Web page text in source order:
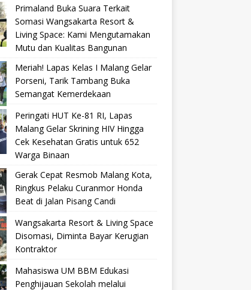
Primaland Buka Suara Terkait
Somasi Wangsakarta Resort &
Living Space: Kami Mengutamakan
Mutu dan Kualitas Bangunan
Meriah! Lapas Kelas I Malang Gelar
Porseni, Tarik Tambang Buka
Semangat Kemerdekaan
Peringati HUT Ke-81 RI, Lapas
Malang Gelar Skrining HIV Hingga
Cek Kesehatan Gratis untuk 652
Warga Binaan
Gerak Cepat Resmob Malang Kota,
Ringkus Pelaku Curanmor Honda
Beat di Jalan Pisang Candi
Wangsakarta Resort & Living Space
Disomasi, Diminta Bayar Kerugian
Kontraktor
Mahasiswa UM BBM Edukasi
Penghijauan Sekolah melalui